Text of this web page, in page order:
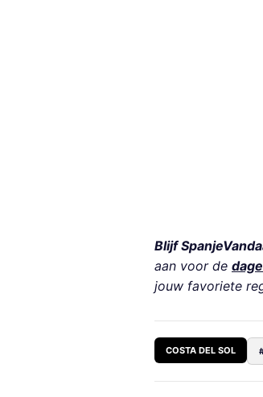
Blijf
aan voor de
jouw favoriete
COSTA DEL SOL